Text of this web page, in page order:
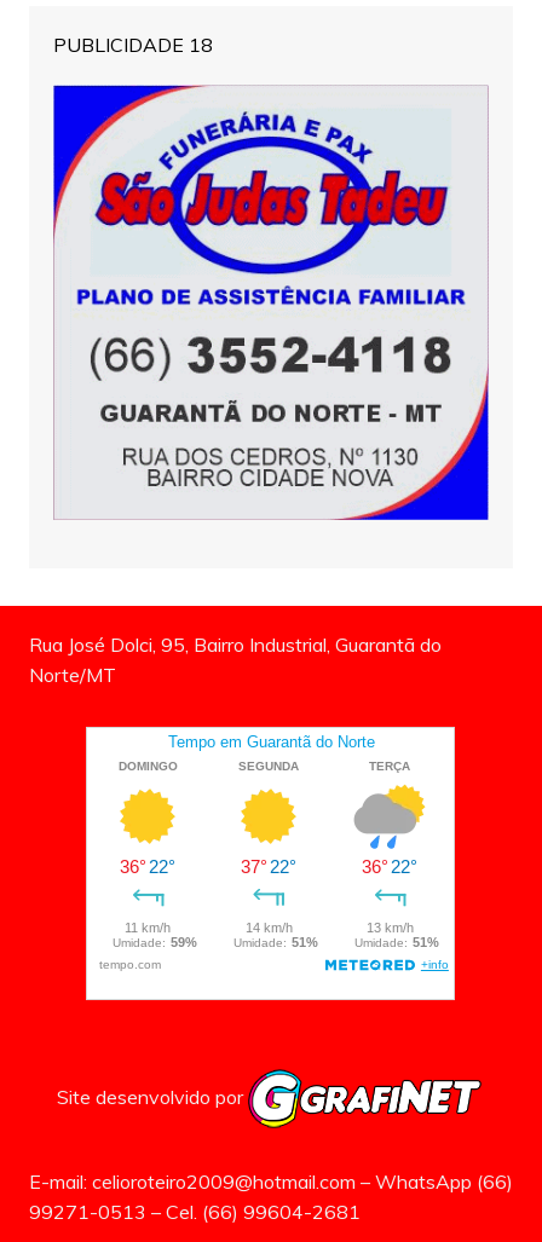
PUBLICIDADE 18
Rua José Dolci, 95, Bairro Industrial, Guarantã do
Norte/MT
Site desenvolvido por
E-mail: celioroteiro2009@hotmail.com – WhatsApp (66)
99271-0513 – Cel. (66) 99604-2681